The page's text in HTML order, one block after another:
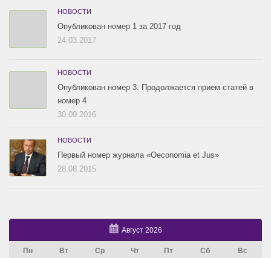
НОВОСТИ
Опубликован номер 1 за 2017 год
24.03.2017
НОВОСТИ
Опубликован номер 3. Продолжается прием статей в
номер 4
30.09.2016
НОВОСТИ
Первый номер журнала «Oeconomia et Jus»
28.08.2015
Август 2026
Пн Вт Ср Чт Пт Сб Вс